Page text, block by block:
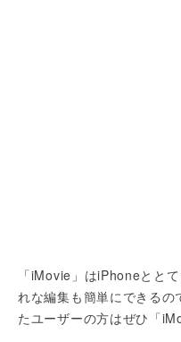
「iMovie」はiPhoneとと
れな編集も簡単にできる
たユーザーの方はぜひ「